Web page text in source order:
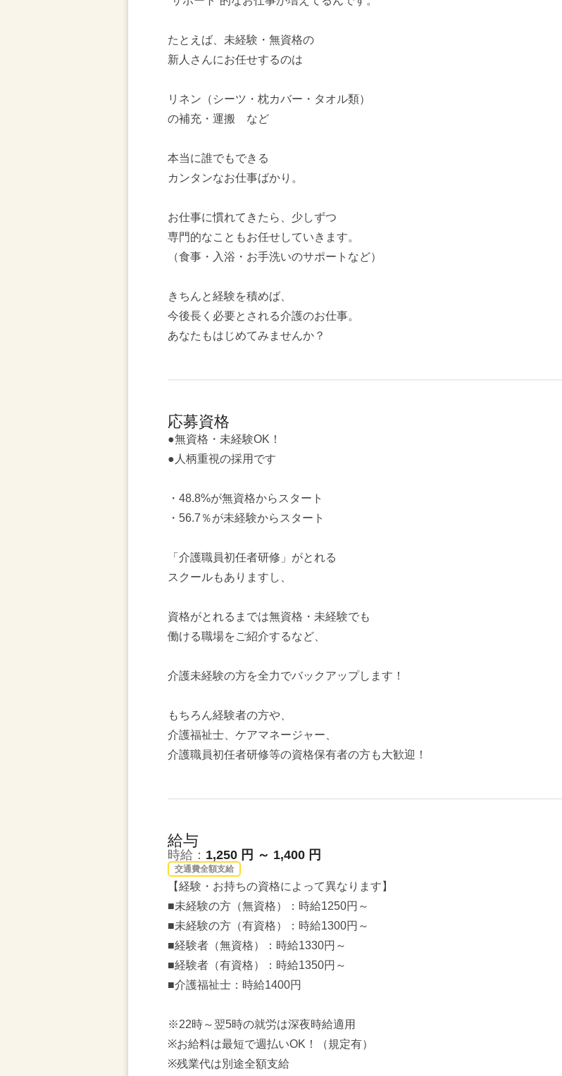
たとえば、未経験・無資格の
新人さんにお任せするのは
リネン（シーツ・枕カバー・タオル類）
の補充・運搬 など
本当に誰でもできる
カンタンなお仕事ばかり。
お仕事に慣れてきたら、少しずつ
専門的なこともお任せしていきます。
（食事・入浴・お手洗いのサポートなど）
きちんと経験を積めば、
今後長く必要とされる介護のお仕事。
あなたもはじめてみませんか？
応募資格
●無資格・未経験OK！
●人柄重視の採用です
・48.8%が無資格からスタート
・56.7％が未経験からスタート
「介護職員初任者研修」がとれる
スクールもありますし、
資格がとれるまでは無資格・未経験でも
働ける職場をご紹介するなど、
介護未経験の方を全力でバックアップします！
もちろん経験者の方や、
介護福祉士、ケアマネージャー、
介護職員初任者研修等の資格保有者の方も大歓迎！
給与
時給： 1,250 円 ～ 1,400 円
交通費全額支給
【経験・お持ちの資格によって異なります】
■未経験の方（無資格）：時給1250円～
■未経験の方（有資格）：時給1300円～
■経験者（無資格）：時給1330円～
■経験者（有資格）：時給1350円～
■介護福祉士：時給1400円
※22時～翌5時の就労は深夜時給適用
※お給料は最短で週払いOK！（規定有）
※残業代は別途全額支給